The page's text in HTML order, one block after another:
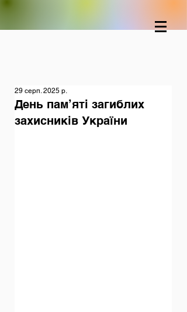
День пам’яті загиблих
захисників України
29 серп. 2025 р.